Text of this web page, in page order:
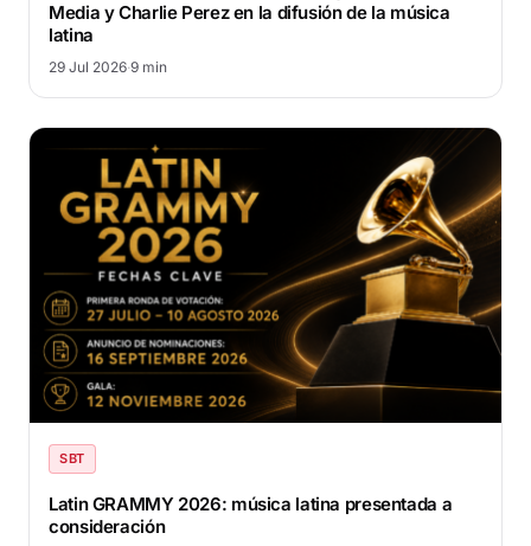
Media y Charlie Perez en la difusión de la música
latina
29 Jul 2026·9 min
SBT
Latin GRAMMY 2026: música latina presentada a
consideración